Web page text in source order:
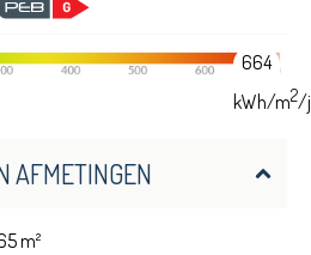
664
kWh/m2/
AFMETINGEN
m²